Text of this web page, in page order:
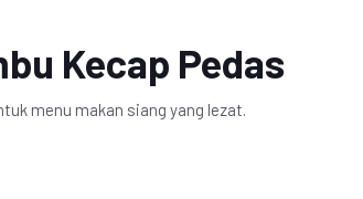
Kecap Pedas
menu makan siang yang lezat.